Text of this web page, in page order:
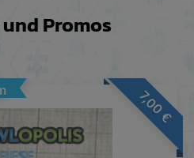
Promos
7,00
€